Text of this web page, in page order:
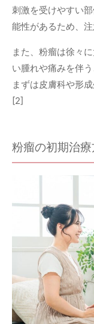
刺激を受けやすい
能性があるため、注
また、粉瘤は徐々
い腫れや痛みを伴
まずは皮膚科や形
[2]
粉瘤の初期治